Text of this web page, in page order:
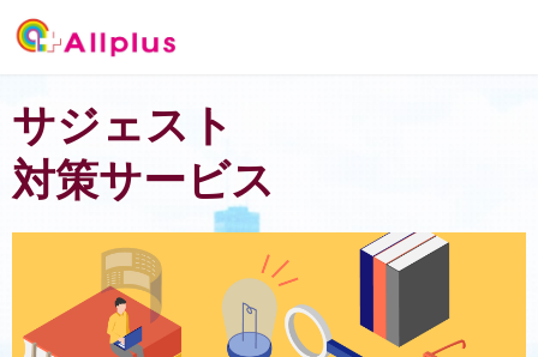
サジェスト
対策サービス